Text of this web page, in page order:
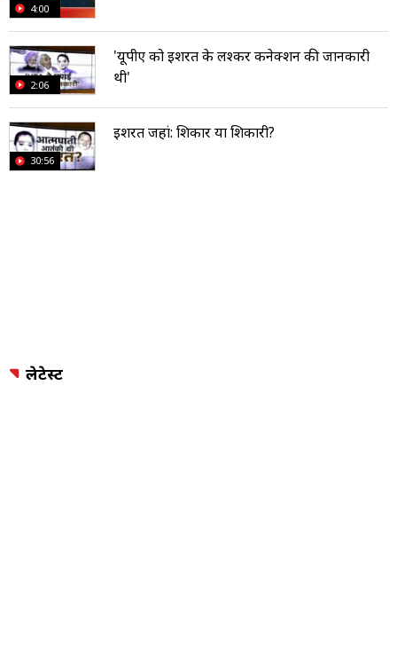
4:00
2:06
'यूपीए को इशरत के लश्कर कनेक्शन की जानकारी
थी'
30:56
इशरत जहां: शिकार या शिकारी?
लेटेस्ट